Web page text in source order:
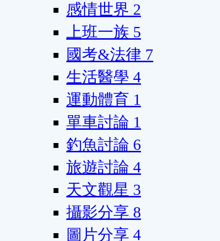
感情世界 2
上班一族 5
國考&法律 7
生活醫學 4
運動體育 1
單車討論 1
釣魚討論 6
旅遊討論 4
天文觀星 3
攝影分享 8
圖片分享 4